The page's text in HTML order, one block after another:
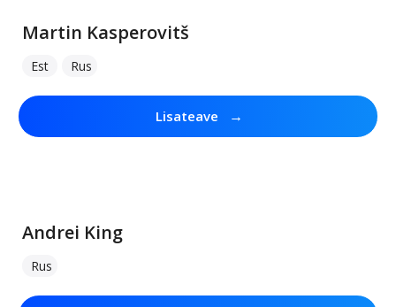
Martin Kasperovitš
Est Rus
Lisateave →
Andrei King
Rus